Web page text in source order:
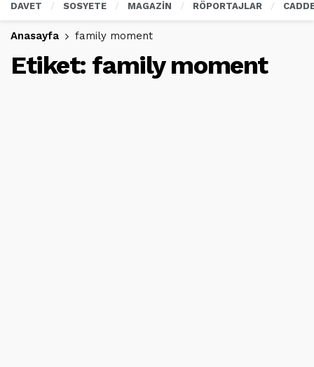
DAVET SOSYETE MAGAZİN RÖPORTAJLAR
Anasayfa family moment
Etiket: family moment